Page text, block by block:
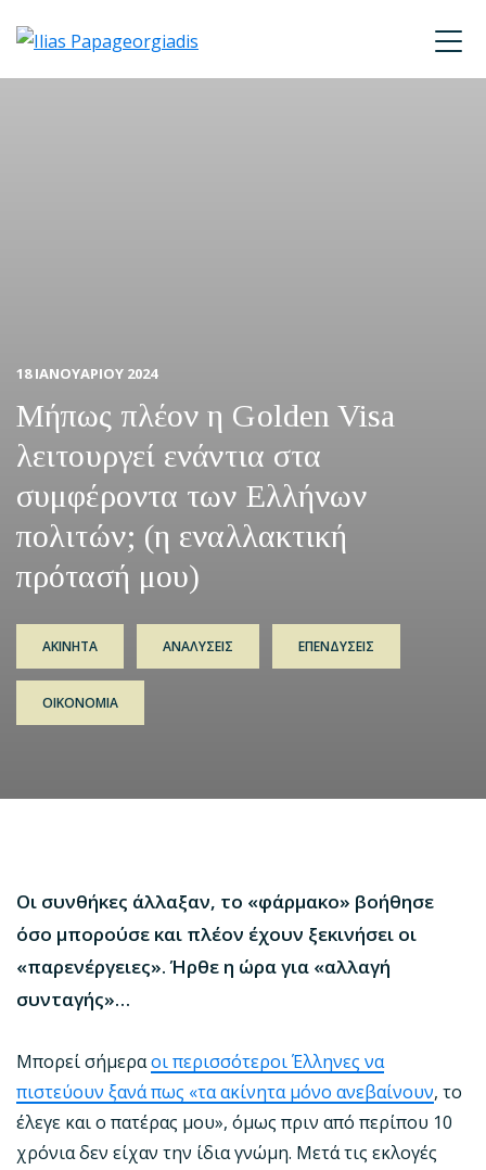
to
primary
to
main
to
footer
18 ΙΑΝΟΥΑΡΙΟΥ 2024
Μήπως πλέον η Golden Visa
λειτουργεί ενάντια στα
συμφέροντα των Ελλήνων
πολιτών; (η εναλλακτική
πρότασή μου)
ΑΚΙΝΗΤΑ ΑΝΑΛΥΣΕΙΣ ΕΠΕΝΔΥΣΕΙΣ
ΟΙΚΟΝΟΜΙΑ
Οι συνθήκες άλλαξαν, το «φάρμακο» βοήθησε
όσο μπορούσε και πλέον έχουν ξεκινήσει οι
«παρενέργειες». Ήρθε η ώρα για «αλλαγή
συνταγής»…
Μπορεί σήμεραοι περισσότεροι Έλληνες να
πιστεύουν ξανά πως «τα ακίνητα μόνο ανεβαίνουν, το
έλεγε και ο πατέρας μου», όμως πριν από περίπου 10
χρόνια δεν είχαν την ίδια γνώμη. Μετά τις εκλογές